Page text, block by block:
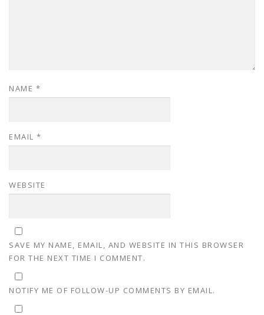
NAME *
EMAIL *
WEBSITE
SAVE MY NAME, EMAIL, AND WEBSITE IN THIS BROWSER
FOR THE NEXT TIME I COMMENT.
NOTIFY ME OF FOLLOW-UP COMMENTS BY EMAIL.